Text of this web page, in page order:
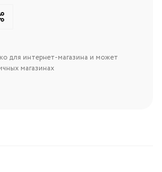
для интернет-магазина и может
магазинах